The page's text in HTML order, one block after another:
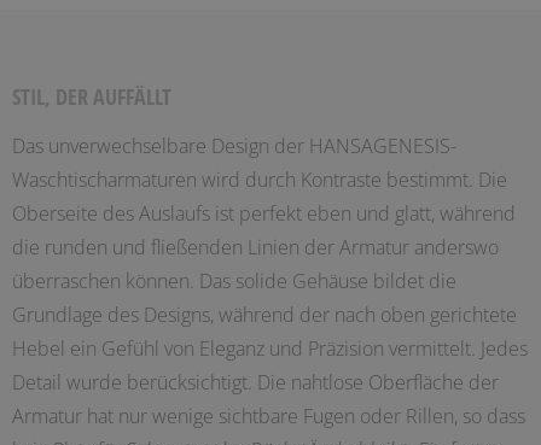
STIL, DER AUFFÄLLT
Das unverwechselbare Design der HANSAGENESIS-
Waschtischarmaturen wird durch Kontraste bestimmt. Die
Oberseite des Auslaufs ist perfekt eben und glatt, während
die runden und fließenden Linien der Armatur anderswo
überraschen können. Das solide Gehäuse bildet die
Grundlage des Designs, während der nach oben gerichtete
Hebel ein Gefühl von Eleganz und Präzision vermittelt. Jedes
Detail wurde berücksichtigt. Die nahtlose Oberfläche der
Armatur hat nur wenige sichtbare Fugen oder Rillen, so dass